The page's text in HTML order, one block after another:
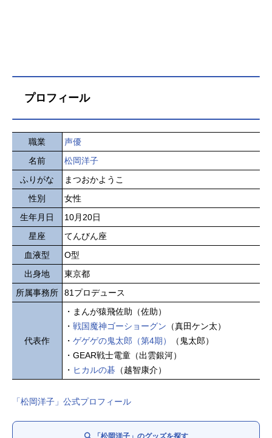
プロフィール
職業
声優
名前
松岡洋子
ふりがな
まつおかようこ
性別
女性
生年月日
10月20日
星座
てんびん座
血液型
O型
出身地
東京都
所属事務所
81プロデュース
代表作
・まんが猿飛佐助（佐助）
・ 戦国魔神ゴーショーグン （真田ケン太）
・ ゲゲゲの鬼太郎（第4期）
（鬼太郎）
・GEAR戦士電童（出雲銀河）
・ ヒカルの碁 （越智康介）
「松岡洋子」公式プロフィール
「松岡洋子」のグッズを探す